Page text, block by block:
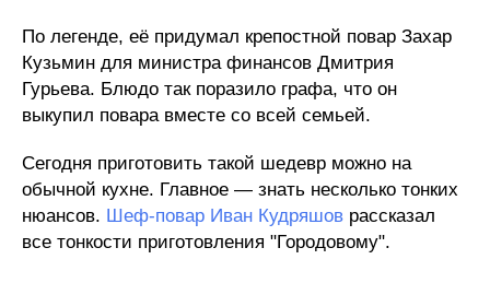
По легенде, её придумал крепостной повар Захар
Кузьмин для министра финансов Дмитрия
Гурьева. Блюдо так поразило графа, что он
выкупил повара вместе со всей семьей.
Сегодня приготовить такой шедевр можно на
обычной кухне. Главное — знать несколько тонких
нюансов. Шеф-повар Иван Кудряшов рассказал
все тонкости приготовления "Городовому".